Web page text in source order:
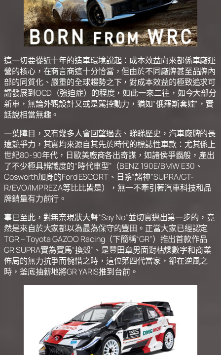
這一切要從近十年的造車環境說起：成本效益向來都係車廠運
營的核心，在商言商這十分恰當，但由於不同廠牌甚至品牌內
部的同質化、嚴重的全球趨勢之下，對成本效益的極致追求可
謂發展到OCD（強迫症）的程度，如此一來二往，如今大部分
新車，無論外觀設計又或是駕控動力，猶如“俄羅斯套娃”，實
話說相當無趣。
一葉障目，又有幾多人會回望過去、睇睇歷史，汽車廠牌的長
遠競爭力，其實均來源自其先於時代的標誌性車款：尤其係上
世紀80-90年代，日歐美廠商各出奇謀，如諸侯爭霸般，產出
了不少極具辨識度的“時代車型”（BENZ 190E/BMW E30、
Cosworth加身的Ford ESCORT、日系“諸神”SUPRA/GT-
R/EVO/IMPREZA等比比皆是），無一不牽引著汽車科技和品
牌銷量有力前行。
事已至此，對無奈現狀大聲“Say No”並切實邁出第一步的，竟
然是來自於大家都以為最為保守的豐田。正當大家已經認定
TGR – Toyota GAZOO Racing（下簡稱“GR”）推出首款作品
GR SUPRA實為寶馬“換殼”、是豐田章男面對枯燥數字和商業
佈局的無力抗爭而惋惜之時，這位第四代當家，卻在逆風之
時，釜底抽薪地將GR YARIS推到台前。